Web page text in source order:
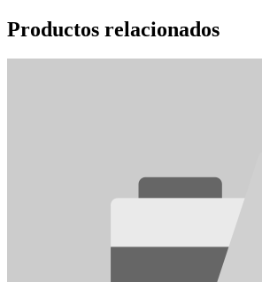
Productos relacionados